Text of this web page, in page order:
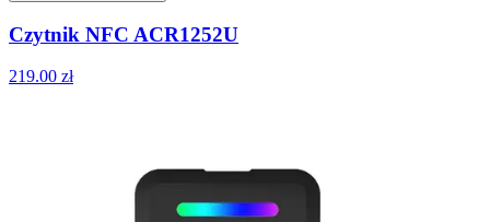
Czytnik NFC ACR1252U
219.00 zł